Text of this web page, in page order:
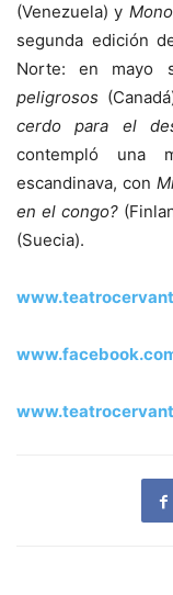
(Venezuela) y
segunda edición
Norte: en mayo
peligrosos
cerdo para el
contempló una
escandinava, con
en el congo?
(Suecia).